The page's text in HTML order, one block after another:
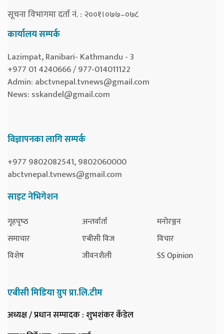
सूचना विभागमा दर्ता नं. : २००१।०७७–०७८
कार्यालय सम्पर्क
Lazimpat, Ranibari- Kathmandu - 3
+977 01 4240666 / 977-014011122
Admin: abctvnepal.tvnews@gmail.com
News: sskandel@gmail.com
विज्ञापनका लागि सम्पर्क
+977 9802082541, 9802060000
abctvnepal.tvnews@gmail.com
साइट नेभिगेशन
गृहपृष्‍ठ
समाचार
विशेष
अन्तर्वार्ता
एबीसी विज
जीवनशैली
मनोरञ्जन
विचार
SS Opinion
एबीसी मिडिया ग्रुप प्रा.लि.टीम
अध्यक्ष / प्रधान सम्पादक: शुभशंकर कँडेल